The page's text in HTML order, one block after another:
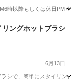
以降もしくは休日PM7時
引渡しングホットブラシ
6月13日
シで、簡単にスタイリン